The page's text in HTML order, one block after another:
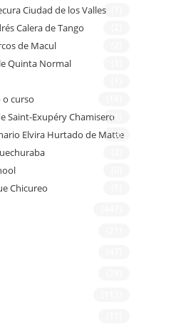
Ciudad de los Valles
Calera de Tango
de Macul
Quinta Normal
o curso
Saint-Exupéry Chamisero(1)
Elvira Hurtado de Matte
(3)
Chicureo